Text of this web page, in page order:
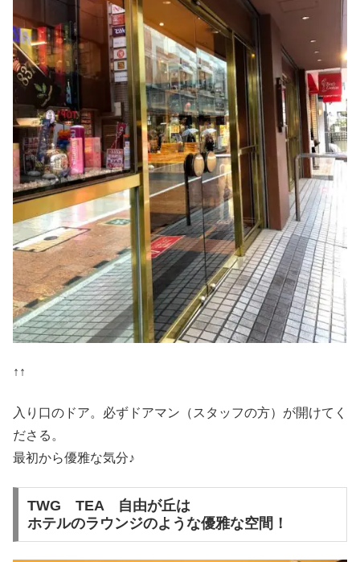
↑↑
入り口のドア。必ずドアマン（スタッフの方）が開けてく
ださる。
最初から優雅な気分♪
TWG TEA 自由が丘は
ホテルのラウンジのような優雅な空間！